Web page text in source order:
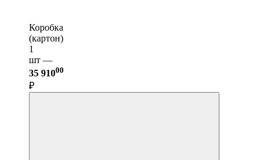
Коробка
(картон)
1
шт —
35 91000
₽